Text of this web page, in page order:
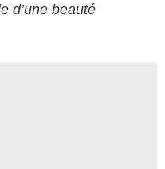
d’une beauté